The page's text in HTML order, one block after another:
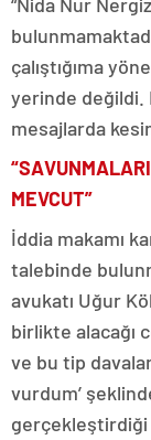
çalıştığıma
yerinde değildi.
mesajlarda
MEVCUT”
İddia makamı
talebinde
avukatı Uğur
birlikte alacağı
ve bu tip
vurdum’
gerçekleştirdiği